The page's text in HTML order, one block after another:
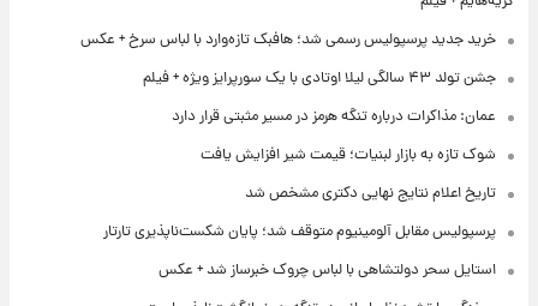
خرید جدید پرسپولیس رسمی شد؛ هافبک تازه‌وارد با لباس سرخ + عکس
جشن تولد ۴۳ سالگی لیلا اوتادی با یک سورپرایز ویژه + فیلم
عمان: مذاکرات درباره تنگه هرمز در مسیر مثبتی قرار دارد
شوک تازه به بازار لبنیات؛ قیمت شیر افزایش یافت
تاریخ اعلام نتایج نهایی دکتری مشخص شد
پرسپولیس مقابل آلومینیوم متوقف شد؛ پایان شکست‌ناپذیری تارتار
استایل سحر دولتشاهی با لباس چروک خبرساز شد + عکس